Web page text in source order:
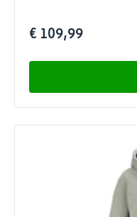
€ 109,99